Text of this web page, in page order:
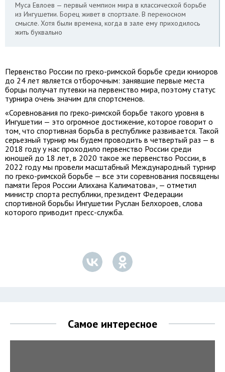
Муса Евлоев — первый чемпион мира в классической борьбе
из Ингушетии. Борец живет в спортзале. В переносном
смысле. Хотя были времена, когда в зале ему приходилось
жить буквально
Первенство России по греко-римской борьбе среди юниоров
до 24 лет является отборочным: занявшие первые места
борцы получат путевки на первенство мира, поэтому статус
турнира очень значим для спортсменов.
«Соревнования по греко-римской борьбе такого уровня в
Ингушетии — это огромное достижение, которое говорит о
том, что спортивная борьба в республике развивается. Такой
серьезный турнир мы будем проводить в четвертый раз — в
2018 году у нас проходило первенство России среди
юношей до 18 лет, в 2020 такое же первенство России, в
2022 году мы провели масштабный Международный турнир
по греко-римской борьбе — все эти соревнования посвящены
памяти Героя России Алихана Калиматова», — отметил
министр спорта республики, президент Федерации
спортивной борьбы Ингушетии Руслан Белхороев, слова
которого приводит пресс-служба.
Самое интересное